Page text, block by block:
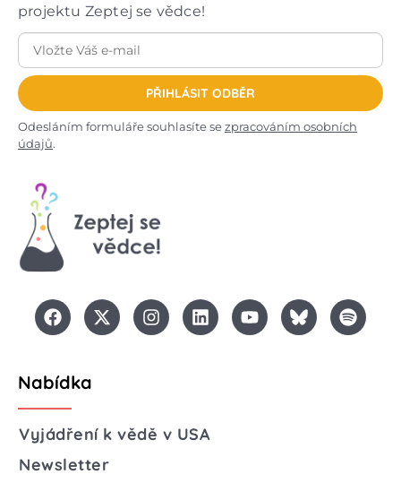
projektu Zeptej se vědce!
PŘIHLÁSIT ODBĚR
Odesláním formuláře souhlasíte sezpracováním osobních
údajů.
Nabídka
Vyjádření k vědě v USA
Newsletter